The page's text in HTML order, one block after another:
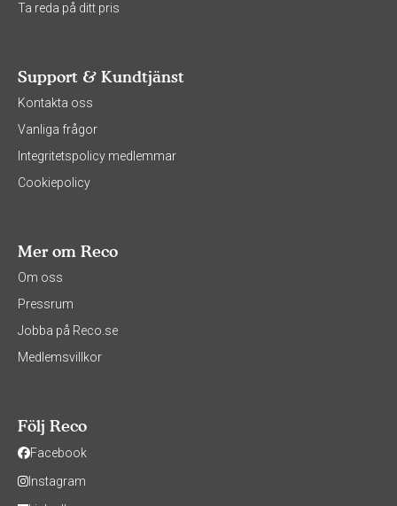
Ta reda på ditt pris
Support & Kundtjänst
Kontakta oss
Vanliga frågor
Integritetspolicy medlemmar
Cookiepolicy
Mer om Reco
Om oss
Pressrum
Jobba på Reco.se
Medlemsvillkor
Följ Reco
Facebook
Instagram